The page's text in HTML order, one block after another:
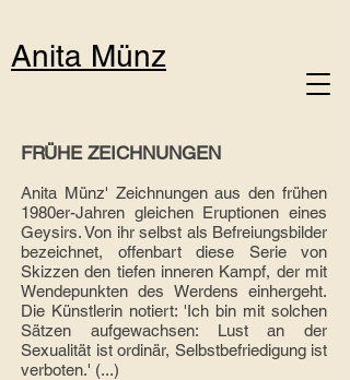
Anita Münz
FRÜHE ZEICHNUNGEN
Anita Münz' Zeichnungen aus den frühen
1980er-Jahren gleichen Eruptionen eines
Geysirs. Von ihr selbst als Befreiungsbilder
bezeichnet, offenbart diese Serie von
Skizzen den tiefen inneren Kampf, der mit
Wendepunkten des Werdens einhergeht.
Die Künstlerin notiert: 'Ich bin mit solchen
Sätzen aufgewachsen: Lust an der
Sexualität ist ordinär, Selbstbefriedigung ist
verboten.' (...)